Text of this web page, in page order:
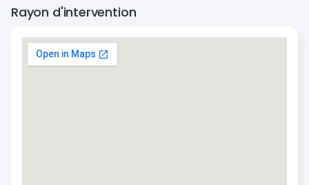
Rayon d'intervention